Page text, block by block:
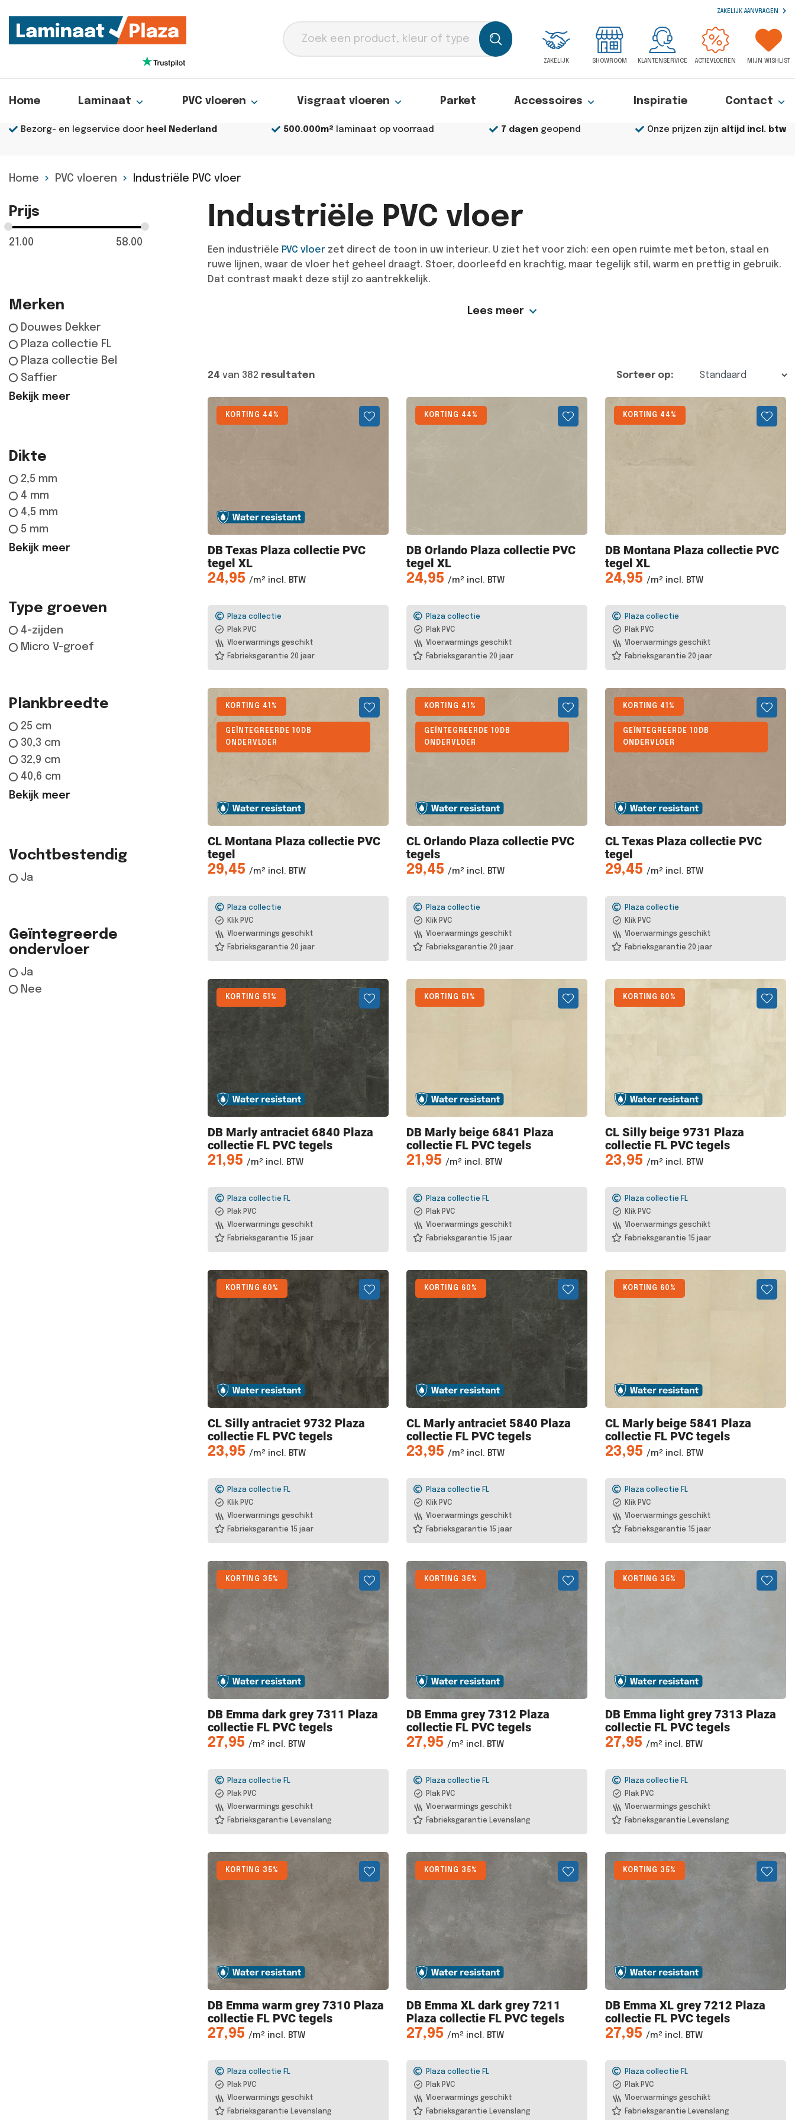
Producten
zoeken
ZAKELIJK AANVRAGEN
ZAKELIJK SHOWROOM KLANTENSERVICE ACTIEVLOEREN MIJN WISHLIST
Home Laminaat PVC vloeren Visgraat vloeren Parket Accessoires Inspiratie Contact
Bezorg- en legservice door heel Nederland 500.000m² laminaat op voorraad 7 dagen geopend Onze prijzen zijn altijd incl. btw
Home PVC vloeren Industriële PVC vloer
Industriële PVC vloer
Een industriële PVC vloer zet direct de toon in uw interieur. U ziet het voor zich: een open ruimte met beton, staal en
ruwe lijnen, waar de vloer het geheel draagt. Stoer, doorleefd en krachtig, maar tegelijk stil, warm en prettig in gebruik.
Dat contrast maakt deze stijl zo aantrekkelijk.
Lees meer
24 van 382 resultaten Sorteer op:
KORTING 44%
DB Texas Plaza collectie PVC
tegel XL
24,95 /m² incl. BTW
Plaza collectie
Plak PVC
Vloerwarmings geschikt
Fabrieksgarantie 20 jaar
KORTING 44%
DB OrlandoPlaza collectie PVC
tegel XL
24,95 /m² incl. BTW
Plaza collectie
Plak PVC
Vloerwarmings geschikt
Fabrieksgarantie 20 jaar
KORTING 44%
DB Montana Plaza collectie PVC
tegel XL
24,95 /m² incl. BTW
Plaza collectie
Plak PVC
Vloerwarmings geschikt
Fabrieksgarantie 20 jaar
KORTING 41%
GEÏNTEGREERDE 10DB
ONDERVLOER
CL Montana Plaza collectie PVC
tegel
29,45 /m² incl. BTW
Plaza collectie
Klik PVC
Vloerwarmings geschikt
Fabrieksgarantie 20 jaar
KORTING 41%
GEÏNTEGREERDE 10DB
ONDERVLOER
CL OrlandoPlaza collectie PVC
tegels
29,45 /m² incl. BTW
Plaza collectie
Klik PVC
Vloerwarmings geschikt
Fabrieksgarantie 20 jaar
KORTING 41%
GEÏNTEGREERDE 10DB
ONDERVLOER
CL TexasPlaza collectie PVC
tegel
29,45 /m² incl. BTW
Plaza collectie
Klik PVC
Vloerwarmings geschikt
Fabrieksgarantie 20 jaar
KORTING 51%
DB Marlyantraciet 6840 Plaza
collectie FL PVC tegels
21,95 /m² incl. BTW
Plaza collectie FL
Plak PVC
Vloerwarmings geschikt
Fabrieksgarantie 15 jaar
KORTING 51%
DB Marlybeige 6841 Plaza
collectie FL PVC tegels
21,95 /m² incl. BTW
Plaza collectie FL
Plak PVC
Vloerwarmings geschikt
Fabrieksgarantie 15 jaar
KORTING 60%
CL Sillybeige 9731 Plaza
collectie FL PVC tegels
23,95 /m² incl. BTW
Plaza collectie FL
Klik PVC
Vloerwarmings geschikt
Fabrieksgarantie 15 jaar
KORTING 60%
CL Sillyantraciet 9732 Plaza
collectie FL PVC tegels
23,95 /m² incl. BTW
Plaza collectie FL
Klik PVC
Vloerwarmings geschikt
Fabrieksgarantie 15 jaar
KORTING 60%
CL Marlyantraciet 5840 Plaza
collectie FL PVC tegels
23,95 /m² incl. BTW
Plaza collectie FL
Klik PVC
Vloerwarmings geschikt
Fabrieksgarantie 15 jaar
KORTING 60%
CL Marlybeige 5841 Plaza
collectie FL PVC tegels
23,95 /m² incl. BTW
Plaza collectie FL
Klik PVC
Vloerwarmings geschikt
Fabrieksgarantie 15 jaar
KORTING 35%
DB Emma dark grey 7311 Plaza
collectie FL PVC tegels
27,95 /m² incl. BTW
Plaza collectie FL
Plak PVC
Vloerwarmings geschikt
Fabrieksgarantie Levenslang
KORTING 35%
DB Emma grey 7312 Plaza
collectie FL PVC tegels
27,95 /m² incl. BTW
Plaza collectie FL
Plak PVC
Vloerwarmings geschikt
Fabrieksgarantie Levenslang
KORTING 35%
DB Emma light grey 7313 Plaza
collectie FL PVC tegels
27,95 /m² incl. BTW
Plaza collectie FL
Plak PVC
Vloerwarmings geschikt
Fabrieksgarantie Levenslang
KORTING 35%
DB Emma warm grey 7310 Plaza
collectie FL PVC tegels
27,95 /m² incl. BTW
Plaza collectie FL
Plak PVC
Vloerwarmings geschikt
Fabrieksgarantie Levenslang
KORTING 35%
DB Emma XL dark grey 7211
Plaza collectie FL PVC tegels
27,95 /m² incl. BTW
Plaza collectie FL
Plak PVC
Vloerwarmings geschikt
Fabrieksgarantie Levenslang
KORTING 35%
DB Emma XL grey 7212 Plaza
collectie FL PVC tegels
27,95 /m² incl. BTW
Plaza collectie FL
Plak PVC
Vloerwarmings geschikt
Fabrieksgarantie Levenslang
Prijs
21.00 58.00
Merken
Douwes Dekker
Plaza collectie FL
Plaza collectie Bel
Saffier
Bekijk meer
Dikte
2,5 mm
4 mm
4,5 mm
5 mm
Bekijk meer
Type groeven
4-zijden
Micro V-groef
Plankbreedte
25 cm
30,3 cm
32,9 cm
40,6 cm
Bekijk meer
Vochtbestendig
Ja
Geïntegreerde
ondervloer
Ja
Nee